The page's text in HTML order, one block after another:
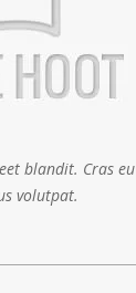
blandit. Cras eu
volutpat.